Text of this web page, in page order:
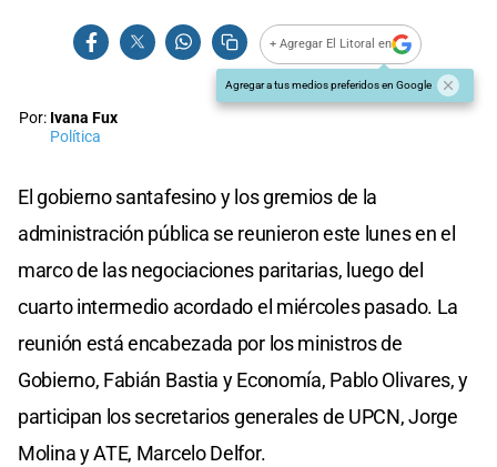
+ Agregar El Litoral en
Agregar a tus medios preferidos en Google
Por: Ivana Fux
Política
El gobierno santafesino y los gremios de la
administración pública se reunieron este lunes en el
marco de las negociaciones paritarias, luego del
cuarto intermedio acordado el miércoles pasado. La
reunión está encabezada por los ministros de
Gobierno, Fabián Bastia y Economía, Pablo Olivares, y
participan los secretarios generales de UPCN, Jorge
Molina y ATE, Marcelo Delfor.